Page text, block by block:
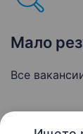
Мало
Все